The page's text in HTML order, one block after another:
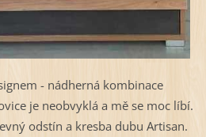
- nádherná kombinace
je neobvyklá a mě se moc líbí.
odstín a kresba dubu Artisan.